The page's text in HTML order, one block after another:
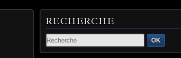
RECHERCHE
OK